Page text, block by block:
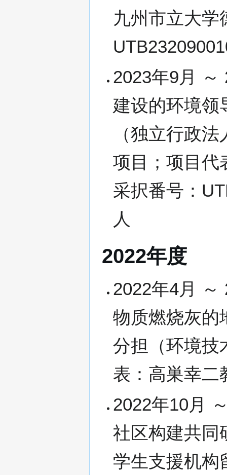
九州市立大
2023年9月
建设的环境
（独立行政
项目；项目
采択番号：
人
2022年度
2022年4月
物质燃烧灰
分担（环境技
表：高巣幸二
2022年10月
社区构建共
学生支援机构